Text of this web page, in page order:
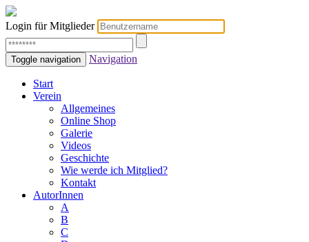
Login für Mitglieder
Toggle navigation Navigation
Start
Verein
Allgemeines
Online Shop
Galerie
Videos
Geschichte
Wie werde ich Mitglied?
Kontakt
AutorInnen
A
B
C